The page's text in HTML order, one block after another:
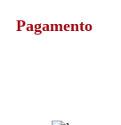
Pagamento